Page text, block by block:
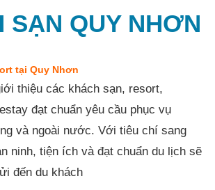
SẠN QUY NHƠN
tại Quy Nhơn
thiệu các khách sạn, resort,
đạt chuẩn yêu cầu phục vụ
và ngoài nước. Với tiêu chí sang
ninh, tiện ích và đạt chuẩn du lịch sẽ
đến du khách